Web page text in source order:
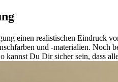
einen realistischen Eindruck
und -materialien. Noch
Du Dir sicher sein, dass